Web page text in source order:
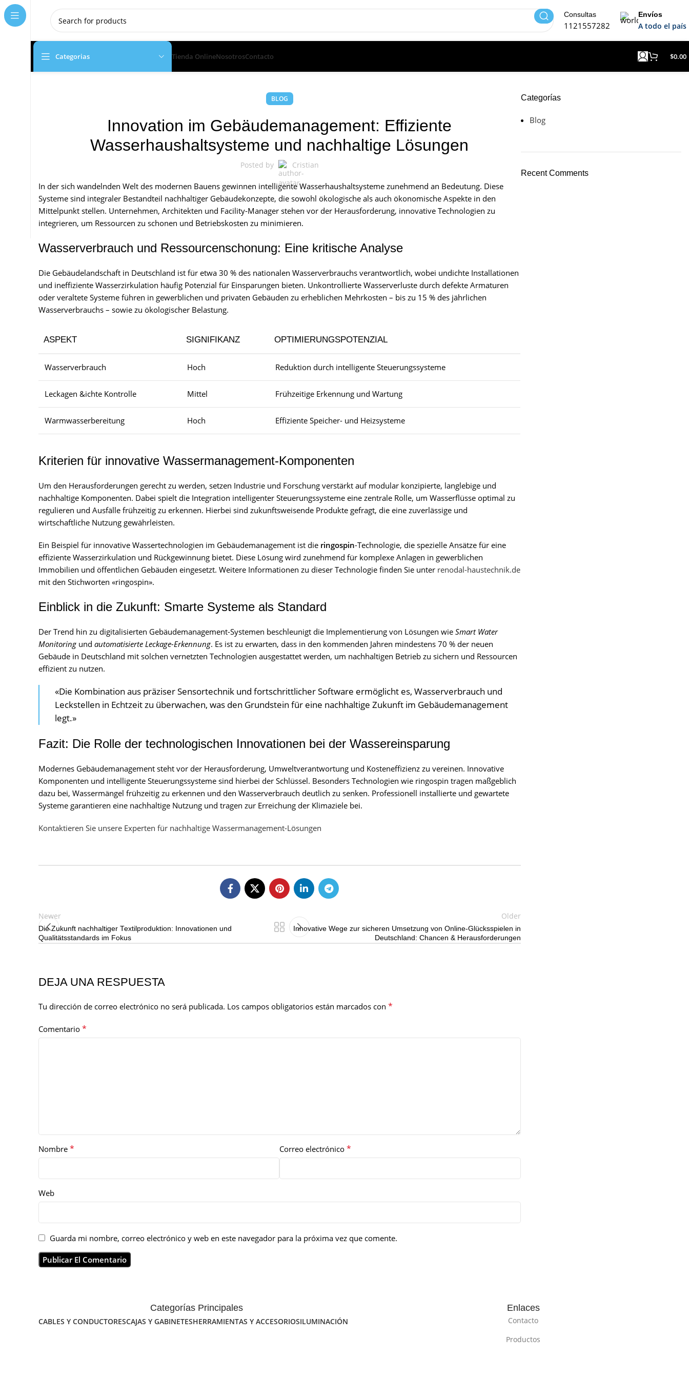
Consultas
1121557282
Envíos
A todo el país
Categorias Tienda OnlineNosotrosContacto $0.00
BLOG
Innovation im Gebäudemanagement: Effiziente
Wasserhaushaltsysteme und nachhaltige Lösungen
Posted by Cristian
In der sich wandelnden Welt des modernen Bauens gewinnen intelligente Wasserhaushaltsysteme zunehmend an Bedeutung. Diese
Systeme sind integraler Bestandteil nachhaltiger Gebäudekonzepte, die sowohl ökologische als auch ökonomische Aspekte in den
Mittelpunkt stellen. Unternehmen, Architekten und Facility-Manager stehen vor der Herausforderung, innovative Technologien zu
integrieren, um Ressourcen zu schonen und Betriebskosten zu minimieren.
Wasserverbrauch und Ressourcenschonung: Eine kritische Analyse
Die Gebäudelandschaft in Deutschland ist für etwa 30 % des nationalen Wasserverbrauchs verantwortlich, wobei undichte Installationen
und ineffiziente Wasserzirkulation häufig Potenzial für Einsparungen bieten. Unkontrollierte Wasserverluste durch defekte Armaturen
oder veraltete Systeme führen in gewerblichen und privaten Gebäuden zu erheblichen Mehrkosten – bis zu 15 % des jährlichen
Wasserverbrauchs – sowie zu ökologischer Belastung.
ASPEKT SIGNIFIKANZ OPTIMIERUNGSPOTENZIAL
Wasserverbrauch Hoch Reduktion durch intelligente Steuerungssysteme
Leckagen &ichte Kontrolle Mittel Frühzeitige Erkennung und Wartung
Warmwasserbereitung Hoch Effiziente Speicher- und Heizsysteme
Kriterien für innovative Wassermanagement-Komponenten
Um den Herausforderungen gerecht zu werden, setzen Industrie und Forschung verstärkt auf modular konzipierte, langlebige und
nachhaltige Komponenten. Dabei spielt die Integration intelligenter Steuerungssysteme eine zentrale Rolle, um Wasserflüsse optimal zu
regulieren und Ausfälle frühzeitig zu erkennen. Hierbei sind zukunftsweisende Produkte gefragt, die eine zuverlässige und
wirtschaftliche Nutzung gewährleisten.
Ein Beispiel für innovative Wassertechnologien im Gebäudemanagement ist die ringospin-Technologie, die spezielle Ansätze für eine
effiziente Wasserzirkulation und Rückgewinnung bietet. Diese Lösung wird zunehmend für komplexe Anlagen in gewerblichen
Immobilien und öffentlichen Gebäuden eingesetzt. Weitere Informationen zu dieser Technologie finden Sie unter renodal-haustechnik.de
mit den Stichworten «ringospin».
Einblick in die Zukunft: Smarte Systeme als Standard
Der Trend hin zu digitalisierten Gebäudemanagement-Systemen beschleunigt die Implementierung von Lösungen wie Smart Water
Monitoring und automatisierte Leckage-Erkennung. Es ist zu erwarten, dass in den kommenden Jahren mindestens 70 % der neuen
Gebäude in Deutschland mit solchen vernetzten Technologien ausgestattet werden, um nachhaltigen Betrieb zu sichern und Ressourcen
effizient zu nutzen.
«Die Kombination aus präziser Sensortechnik und fortschrittlicher Software ermöglicht es, Wasserverbrauch und
Leckstellen in Echtzeit zu überwachen, was den Grundstein für eine nachhaltige Zukunft im Gebäudemanagement
legt.»
Fazit: Die Rolle der technologischen Innovationen bei der Wassereinsparung
Modernes Gebäudemanagement steht vor der Herausforderung, Umweltverantwortung und Kosteneffizienz zu vereinen. Innovative
Komponenten und intelligente Steuerungssysteme sind hierbei der Schlüssel. Besonders Technologien wie ringospin tragen maßgeblich
dazu bei, Wassermängel frühzeitig zu erkennen und den Wasserverbrauch deutlich zu senken. Professionell installierte und gewartete
Systeme garantieren eine nachhaltige Nutzung und tragen zur Erreichung der Klimaziele bei.
Kontaktieren Sie unsere Experten für nachhaltige Wassermanagement-Lösungen
Newer
Die Zukunft nachhaltiger Textilproduktion: Innovationen und
Qualitätsstandards im Fokus
Older
Innovative Wege zur sicheren Umsetzung von Online-Glücksspielen in
Deutschland: Chancen & Herausforderungen
DEJA UNA RESPUESTA
Tu dirección de correo electrónico no será publicada. Los campos obligatorios están marcados con *
Comentario *
Nombre * Correo electrónico*
Web
Guarda mi nombre, correo electrónico y web en este navegador para la próxima vez que comente.
Categorías
Blog
Recent Comments
Categorías Principales
CABLES Y CONDUCTORESCAJAS Y GABINETESHERRAMIENTAS Y ACCESORIOSILUMINACIÓN
Enlaces
Contacto
Productos